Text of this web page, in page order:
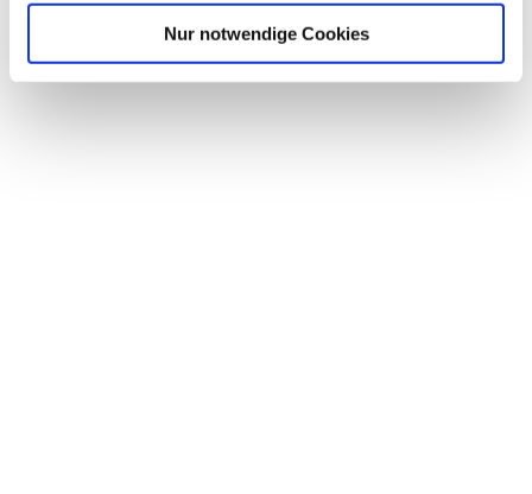
Nur notwendige Cookies